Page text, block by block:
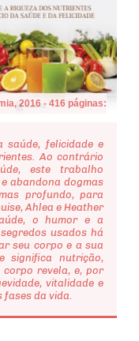
2016 - 416 páginas:
felicidade e
Ao contrário
este trabalho
abandona dogmas
profundo, para
Ahlea e Heather
o humor e a
usados há
seu corpo e a sua
significa nutrição,
revela, e, por
vitalidade e
da vida.